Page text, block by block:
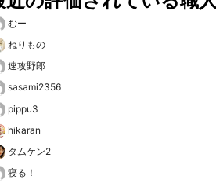
むー
ねりもの
速攻野郎
sasami2356
pippu3
hikaran
タムケン2
寝る！